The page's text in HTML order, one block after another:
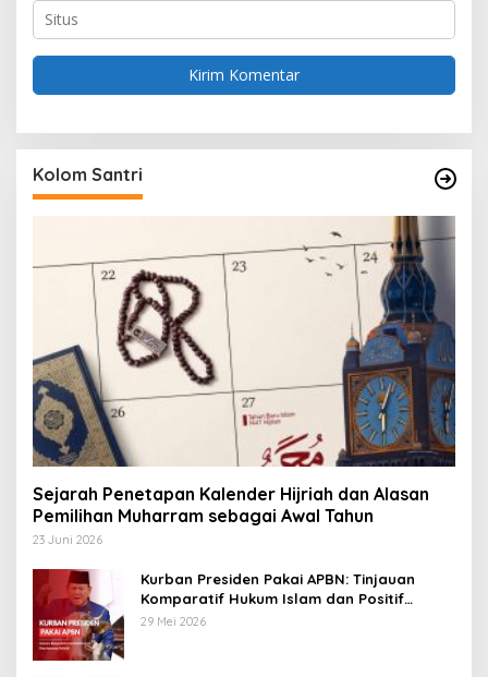
Kolom Santri
Sejarah Penetapan Kalender Hijriah dan Alasan
Pemilihan Muharram sebagai Awal Tahun
23 Juni 2026
Kurban Presiden Pakai APBN: Tinjauan
Komparatif Hukum Islam dan Positif
Negara
29 Mei 2026